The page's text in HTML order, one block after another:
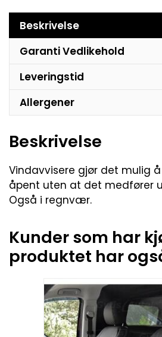
Beskrivelse
Garanti Vedlikehold
Leveringstid
Allergener
Beskrivelse
Vindavvisere gjør det mulig
åpent uten at det medfører
Også i regnvær.
Kunder som har
produktet har